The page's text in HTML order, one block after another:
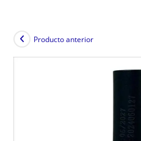
Producto anterior